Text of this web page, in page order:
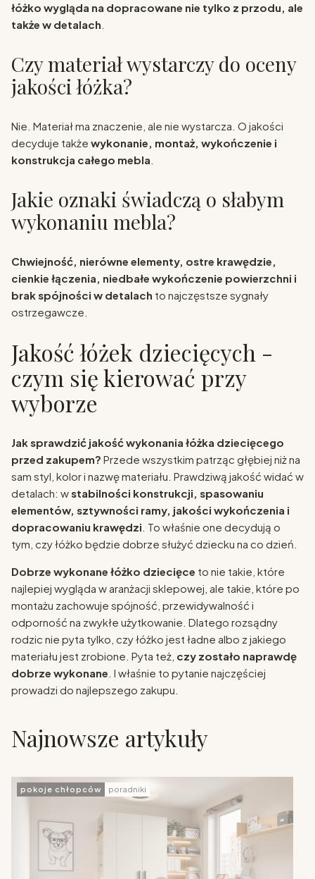
łóżko wygląda na dopracowane nie tylko z przodu, ale
także w detalach
Czy materiał wystarczy do oceny
jakości łóżka?
Nie. Materiał ma znaczenie, ale nie wystarcza. O jakości
decyduje także wykonanie, montaż, wykończenie i
konstrukcja całego mebla
Jakie oznaki świadczą o słabym
wykonaniu mebla?
Chwiejność, nierówne elementy, ostre krawędzie,
cienkie łączenia, niedbałe wykończenie powierzchni i
brak spójności w detalach to najczęstsze sygnały
ostrzegawcze.
Jakość łóżek dziecięcych -
czym się kierować przy
wyborze
Jak sprawdzić jakość wykonania łóżka dziecięcego
przed zakupem? Przede wszystkim patrząc głębiej niż na
sam styl, kolor i nazwę materiału. Prawdziwą jakość widać w
detalach: wstabilności konstrukcji, spasowaniu
elementów, sztywności ramy, jakości wykończenia i
dopracowaniu krawędzi . To właśnie one decydują o
tym, czy łóżko będzie dobrze służyć dziecku na co dzień.
Dobrze wykonane łóżko dziecięce to nie takie, które
najlepiej wygląda w aranżacji sklepowej, ale takie, które po
montażu zachowuje spójność, przewidywalność i
odporność na zwykłe użytkowanie. Dlatego rozsądny
rodzic nie pyta tylko, czy łóżko jest ładne albo z jakiego
materiału jest zrobione. Pyta też, czy zostało naprawdę
dobrze wykonane . I właśnie to pytanie najczęściej
prowadzi do najlepszego zakupu.
Najnowsze artykuły
pokoje chłopców poradniki